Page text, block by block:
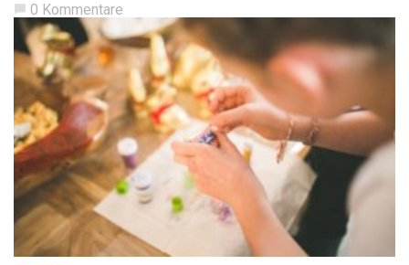
chat_bubble 0 Kommentare